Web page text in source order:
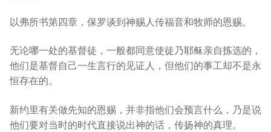
以弗所书第四章，保罗谈到神赐人传福音和牧师的恩赐。
无论哪一处的基督徒，一般都同意使徒乃耶稣亲自拣选的，
他们是基督自己一生言行的见证人，但他们的事工却不是永
恒存在的。
新约里有关做先知的恩赐，并非指他们会预言什么，乃是说
他们要对当时的时代直接说出神的话，传扬神的真理。